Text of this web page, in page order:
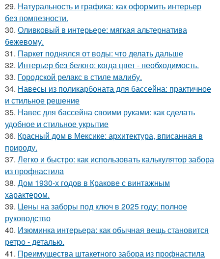
29. Натуральность и графика: как оформить интерьер
без помпезности.
30. Оливковый в интерьере: мягкая альтернатива
бежевому.
31. Паркет поднялся от воды: что делать дальше
32. Интерьер без белого: когда цвет - необходимость.
33. Городской релакс в стиле малибу.
34. Навесы из поликарбоната для бассейна: практичное
и стильное решение
35. Навес для бассейна своими руками: как сделать
удобное и стильное укрытие
36. Красный дом в Мексике: архитектура, вписанная в
природу.
37. Легко и быстро: как использовать калькулятор забора
из профнастила
38. Дом 1930-х годов в Кракове с винтажным
характером.
39. Цены на заборы под ключ в 2025 году: полное
руководство
40. Изюминка интерьера: как обычная вещь становится
ретро - деталью.
41. Преимущества штакетного забора из профнастила